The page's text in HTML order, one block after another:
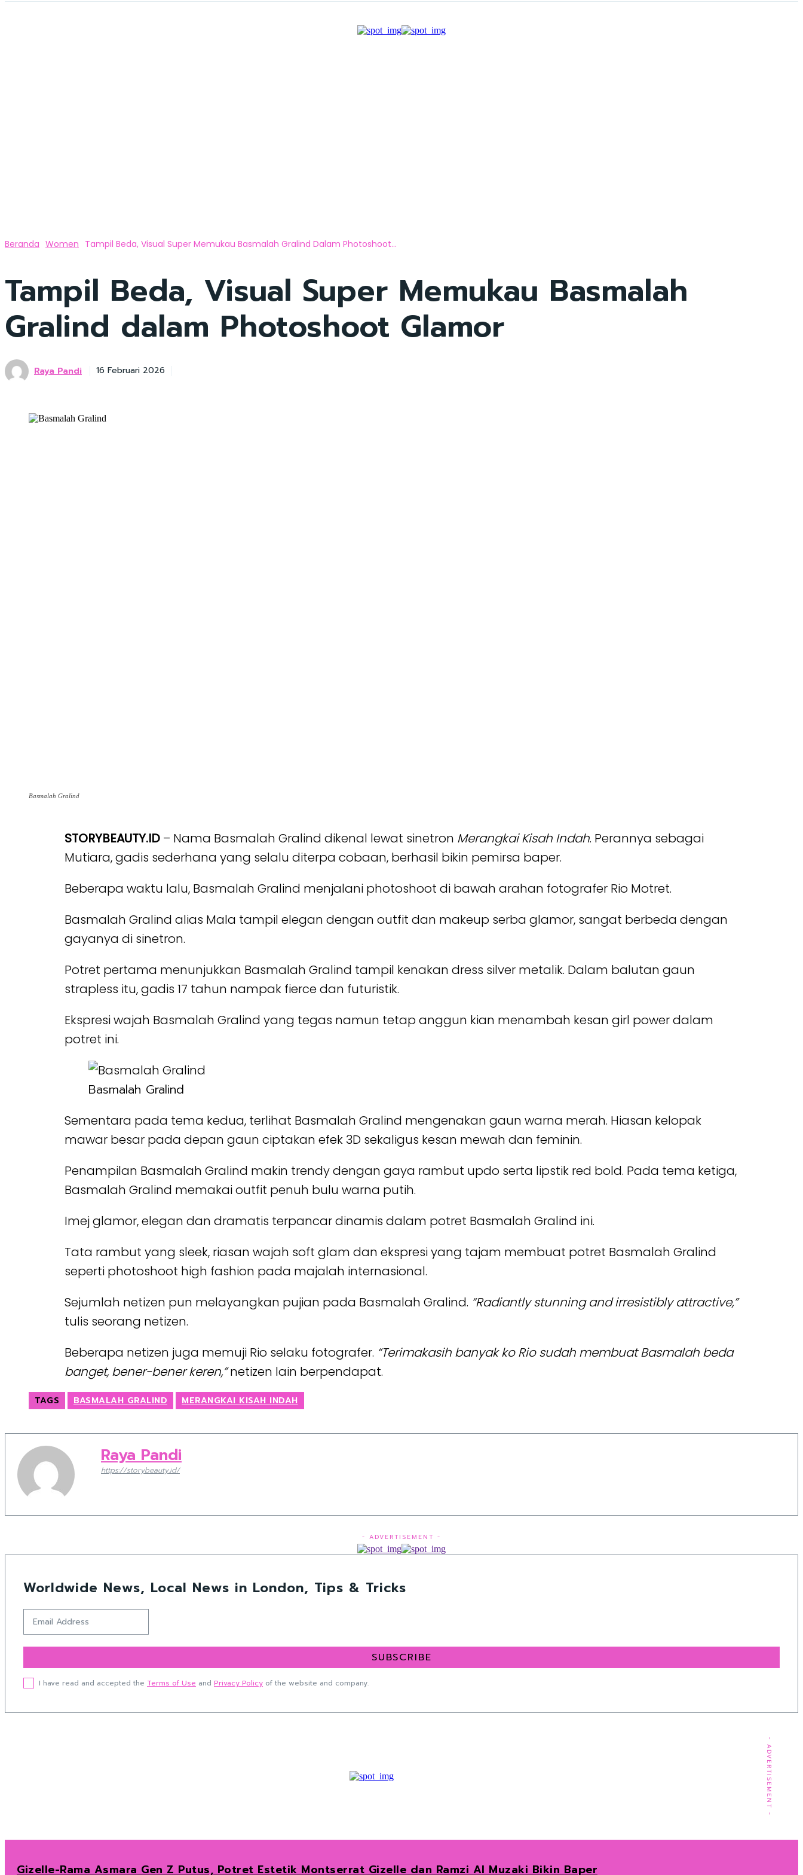
Beranda Women Tampil Beda, Visual Super Memukau Basmalah Gralind Dalam Photoshoot...
Tampil Beda, Visual Super Memukau Basmalah
Gralind dalam Photoshoot Glamor
Raya Pandi 16 Februari 2026
Basmalah Gralind
STORYBEAUTY.ID– Nama Basmalah Gralind dikenal lewat sinetron Merangkai Kisah Indah. Perannya sebagai
Mutiara, gadis sederhana yang selalu diterpa cobaan, berhasil bikin pemirsa baper.
Beberapa waktu lalu, Basmalah Gralind menjalani photoshoot di bawah arahan fotografer Rio Motret.
Basmalah Gralind alias Mala tampil elegan dengan outfit dan makeup serba glamor, sangat berbeda dengan
gayanya di sinetron.
Potret pertama menunjukkan Basmalah Gralind tampil kenakan dress silver metalik. Dalam balutan gaun
strapless itu, gadis 17 tahun nampak fierce dan futuristik.
Ekspresi wajah Basmalah Gralind yang tegas namun tetap anggun kian menambah kesan girl power dalam
potret ini.
Basmalah Gralind
Sementara pada tema kedua, terlihat Basmalah Gralind mengenakan gaun warna merah. Hiasan kelopak
mawar besar pada depan gaun ciptakan efek 3D sekaligus kesan mewah dan feminin.
Penampilan Basmalah Gralind makin trendy dengan gaya rambut updo serta lipstik red bold. Pada tema ketiga,
Basmalah Gralind memakai outfit penuh bulu warna putih.
Imej glamor, elegan dan dramatis terpancar dinamis dalam potret Basmalah Gralind ini.
Tata rambut yang sleek, riasan wajah soft glam dan ekspresi yang tajam membuat potret Basmalah Gralind
seperti photoshoot high fashion pada majalah internasional.
Sejumlah netizen pun melayangkan pujian pada Basmalah Gralind. “Radiantly stunning and irresistibly attractive,”
tulis seorang netizen.
Beberapa netizen juga memuji Rio selaku fotografer. “Terimakasih banyak ko Rio sudah membuat Basmalah beda
banget, bener-bener keren,”netizen lain berpendapat.
TAGS BASMALAH GRALIND MERANGKAI KISAH INDAH
Raya Pandi
https://storybeauty.id/
- ADVERTISEMENT -
Worldwide News, Local News in London, Tips & Tricks
SUBSCRIBE
I have read and accepted the Terms of Use and Privacy Policy of the website and company.
- ADVERTISEMENT -
Gizelle-Rama Asmara Gen Z Putus, Potret Estetik Montserrat Gizelle dan Ramzi Al Muzaki Bikin Baper